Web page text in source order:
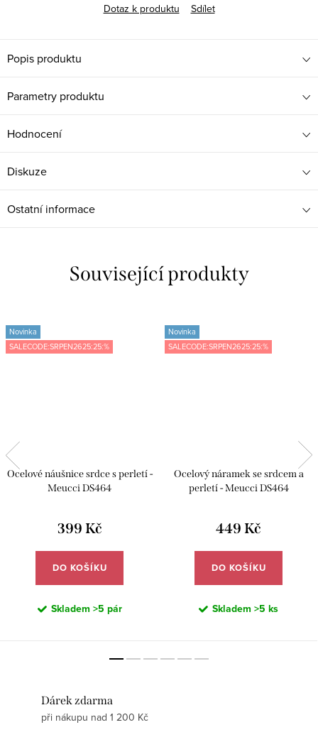
Dotaz k produktu
Sdílet
Popis produktu
Parametry produktu
Hodnocení
Diskuze
Ostatní informace
Související produkty
Novinka
SALECODE:SRPEN2625:25:%
Ocelové náušnice srdce s perletí -
Meucci DS464
399 Kč
DO KOŠÍKU
Skladem >5 pár
Novinka
SALECODE:SRPEN2625:25:%
Ocelový náramek se srdcem a
perletí - Meucci DS464
449 Kč
DO KOŠÍKU
Skladem >5 ks
Dárek zdarma
při nákupu nad 1 200 Kč